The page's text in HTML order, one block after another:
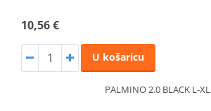
10,56 €
U košaricu
PALMINO 2.0 BLACK L-XL